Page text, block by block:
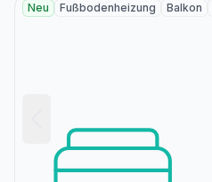
Neu Fußbodenheizung Balkon